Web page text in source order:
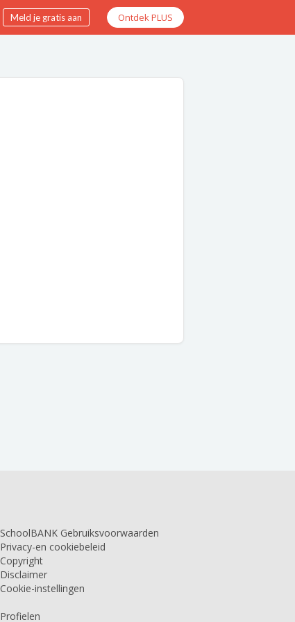
Meld je gratis aan Ontdek PLUS
SchoolBANK Gebruiksvoorwaarden
Privacy-en cookiebeleid
Copyright
Disclaimer
Cookie-instellingen
Profielen